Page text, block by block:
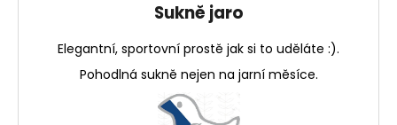
Sukně jaro
Elegantní, sportovní prostě jak si to uděláte :).
Pohodlná sukně nejen na jarní měsíce.